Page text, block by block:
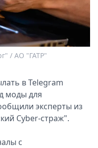
/ АО "ГАТР"
в Telegram
моды для
эксперты из
Cyber-страж".
с